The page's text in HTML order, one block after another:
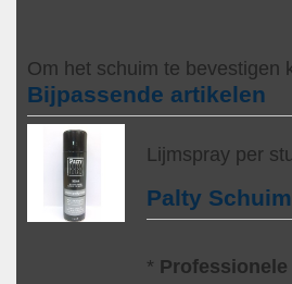
Om het schuim te bevestigen
Bijpassende artikelen
Lijmspray per
Palty
* Professionele